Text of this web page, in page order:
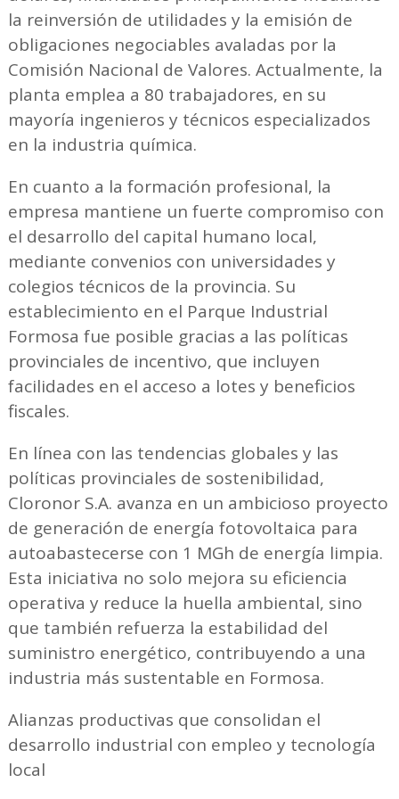
la reinversión de utilidades y la emisión de
obligaciones negociables avaladas por la
Comisión Nacional de Valores. Actualmente, la
planta emplea a 80 trabajadores, en su
mayoría ingenieros y técnicos especializados
en la industria química.
En cuanto a la formación profesional, la
empresa mantiene un fuerte compromiso con
el desarrollo del capital humano local,
mediante convenios con universidades y
colegios técnicos de la provincia. Su
establecimiento en el Parque Industrial
Formosa fue posible gracias a las políticas
provinciales de incentivo, que incluyen
facilidades en el acceso a lotes y beneficios
fiscales.
En línea con las tendencias globales y las
políticas provinciales de sostenibilidad,
Cloronor S.A. avanza en un ambicioso proyecto
de generación de energía fotovoltaica para
autoabastecerse con 1 MGh de energía limpia.
Esta iniciativa no solo mejora su eficiencia
operativa y reduce la huella ambiental, sino
que también refuerza la estabilidad del
suministro energético, contribuyendo a una
industria más sustentable en Formosa.
Alianzas productivas que consolidan el
desarrollo industrial con empleo y tecnología
local